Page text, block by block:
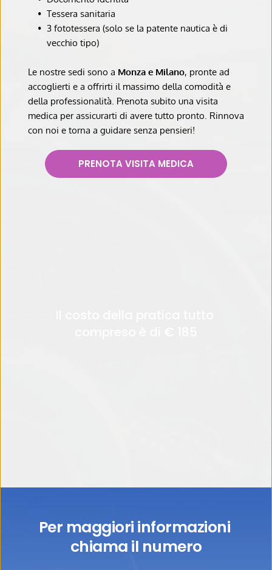
Tessera sanitaria
3 fototessera (solo se la patente nautica è di
vecchio tipo)
Le nostre sedi sono a Monza e Milano, pronte ad
accoglierti e a offrirti il massimo della comodità e
della professionalità. Prenota subito una visita
medica per assicurarti di avere tutto pronto. Rinnova
con noi e torna a guidare senza pensieri!
PRENOTA VISITA MEDICA
Per maggiori informazioni
chiama il numero